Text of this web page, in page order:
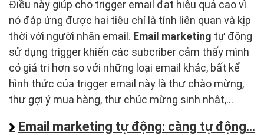
Điều này giúp cho trigger email đạt hiệu quả cao vì
nó đáp ứng được hai tiêu chí là tính liên quan và kịp
thời với người nhận email. Email marketing tự động
sử dụng trigger khiến các subcriber cảm thấy mình
có giá trị hơn so với những loại email khác, bất kể
hình thức của trigger email này là thư chào mừng,
thư gợi ý mua hàng, thư chúc mừng sinh nhật,…
Email marketing tự động: càng tự động…